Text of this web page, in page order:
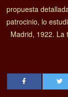
propuesta
patrocinio, lo
Madrid, 1922. La